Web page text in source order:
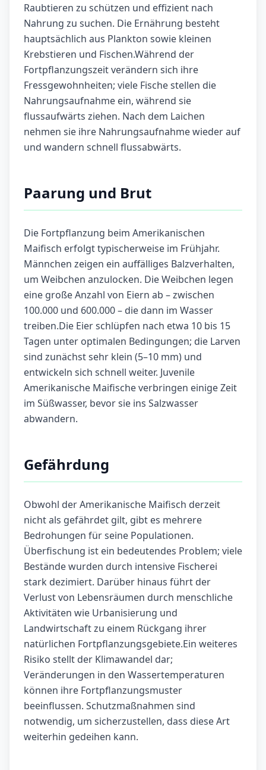
Raubtieren zu schützen und effizient nach
Nahrung zu suchen. Die Ernährung besteht
hauptsächlich aus Plankton sowie kleinen
Krebstieren und Fischen.Während der
Fortpflanzungszeit verändern sich ihre
Fressgewohnheiten; viele Fische stellen die
Nahrungsaufnahme ein, während sie
flussaufwärts ziehen. Nach dem Laichen
nehmen sie ihre Nahrungsaufnahme wieder auf
und wandern schnell flussabwärts.
Paarung und Brut
Die Fortpflanzung beim Amerikanischen
Maifisch erfolgt typischerweise im Frühjahr.
Männchen zeigen ein auffälliges Balzverhalten,
um Weibchen anzulocken. Die Weibchen legen
eine große Anzahl von Eiern ab – zwischen
100.000 und 600.000 – die dann im Wasser
treiben.Die Eier schlüpfen nach etwa 10 bis 15
Tagen unter optimalen Bedingungen; die Larven
sind zunächst sehr klein (5–10 mm) und
entwickeln sich schnell weiter. Juvenile
Amerikanische Maifische verbringen einige Zeit
im Süßwasser, bevor sie ins Salzwasser
abwandern.
Gefährdung
Obwohl der Amerikanische Maifisch derzeit
nicht als gefährdet gilt, gibt es mehrere
Bedrohungen für seine Populationen.
Überfischung ist ein bedeutendes Problem; viele
Bestände wurden durch intensive Fischerei
stark dezimiert. Darüber hinaus führt der
Verlust von Lebensräumen durch menschliche
Aktivitäten wie Urbanisierung und
Landwirtschaft zu einem Rückgang ihrer
natürlichen Fortpflanzungsgebiete.Ein weiteres
Risiko stellt der Klimawandel dar;
Veränderungen in den Wassertemperaturen
können ihre Fortpflanzungsmuster
beeinflussen. Schutzmaßnahmen sind
notwendig, um sicherzustellen, dass diese Art
weiterhin gedeihen kann.